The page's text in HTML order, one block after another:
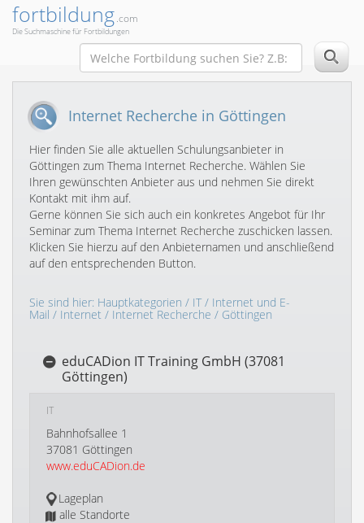
fortbildung.com
Die Suchmaschine für Fortbildungen
Internet Recherche in Göttingen
Hier finden Sie alle aktuellen Schulungsanbieter in
Göttingen zum Thema Internet Recherche. Wählen Sie
Ihren gewünschten Anbieter aus und nehmen Sie direkt
Kontakt mit ihm auf.
Gerne können Sie sich auch ein konkretes Angebot für Ihr
Seminar zum Thema Internet Recherche zuschicken lassen.
Klicken Sie hierzu auf den Anbieternamen und anschließend
auf den entsprechenden Button.
Sie sind hier: Hauptkategorien / IT/ Internet und E-
Mail / Internet / Internet Recherche / Göttingen
eduCADion IT Training GmbH (37081
Göttingen)
IT
Bahnhofsallee 1
37081 Göttingen
www.eduCADion.de
Lageplan
alle Standorte